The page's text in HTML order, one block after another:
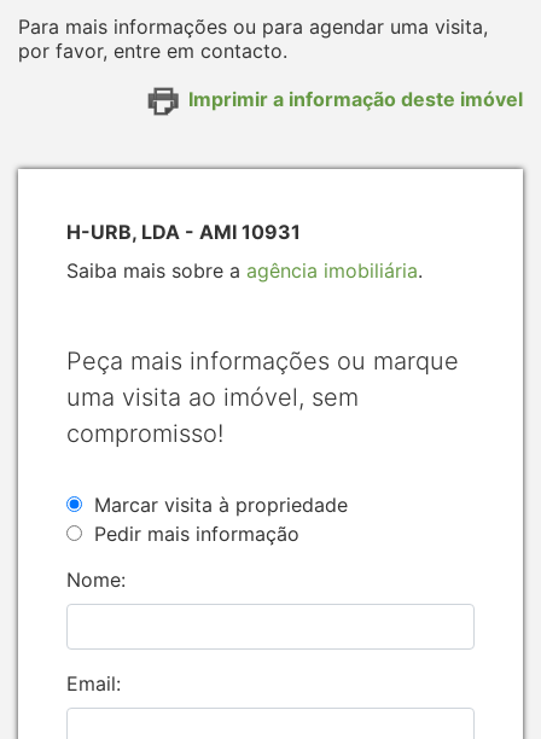
Para mais informações ou para agendar uma visita,
por favor, entre em contacto.
Imprimir a informação deste imóvel
H-URB, LDA - AMI 10931
Saiba mais sobre a agência imobiliária.
Peça mais informações ou marque
uma visita ao imóvel, sem
compromisso!
Marcar visita à propriedade
Pedir mais informação
Nome:
Email: